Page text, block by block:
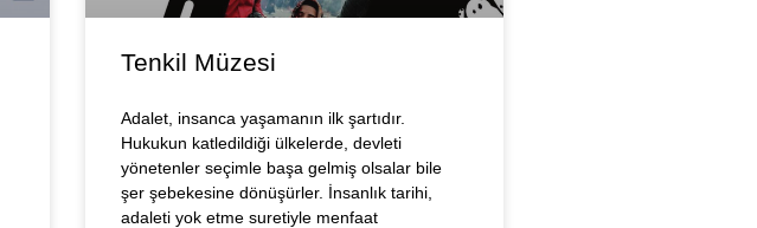
Tenkil Müzesi
Adalet, insanca yaşamanın ilk şartıdır.
Hukukun katledildiği ülkelerde, devleti
yönetenler seçimle başa gelmiş olsalar bile
şer şebekesine dönüşürler. İnsanlık tarihi,
adaleti yok etme suretiyle menfaat